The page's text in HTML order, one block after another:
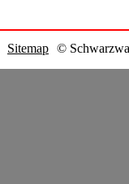
Sitemap ©